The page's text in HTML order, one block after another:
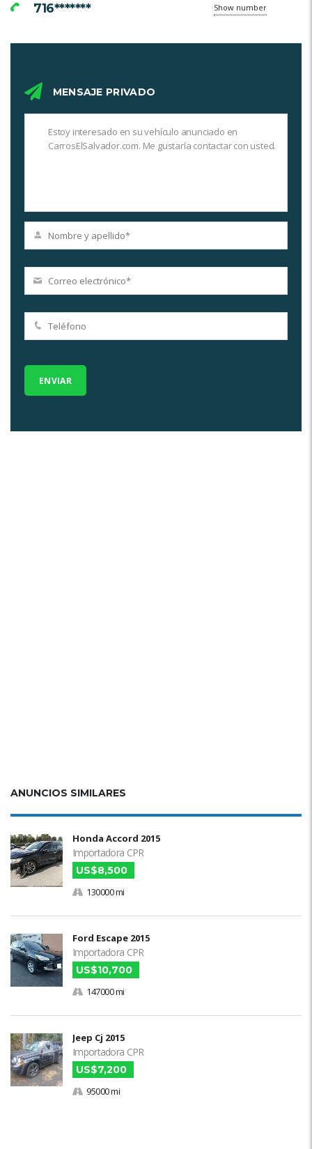
716******* Show number
MENSAJE PRIVADO
ANUNCIOS SIMILARES
Honda Accord 2015
Importadora CPR
US$8,500
130000 mi
Ford Escape 2015
Importadora CPR
US$10,700
147000 mi
Jeep Cj 2015
Importadora CPR
US$7,200
95000 mi